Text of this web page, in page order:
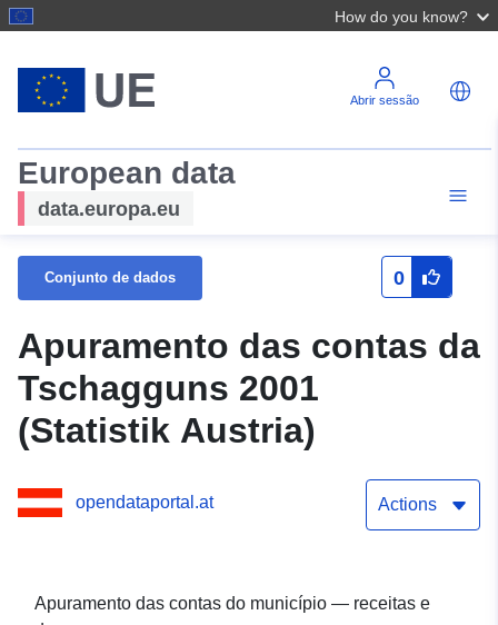
How do you know?
Abrir sessão
European data
data.europa.eu
Conjunto de dados 0
Apuramento das contas da
Tschagguns 2001
(Statistik Austria)
opendataportal.at Actions
Apuramento das contas do município — receitas e